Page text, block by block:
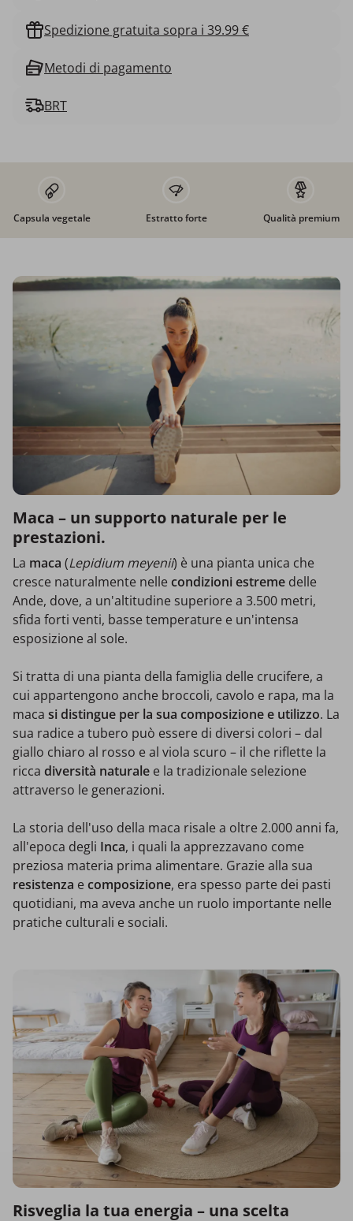
Spedizione gratuita sopra i 39.99 €
Metodi di pagamento
BRT
Capsula vegetale Estratto forte Qualità premium
Maca – un supporto naturale per le
prestazioni.
La maca (Lepidium meyenii) è una pianta unica che
cresce naturalmente nelle condizioni estreme delle
Ande, dove, a un'altitudine superiore a 3.500 metri,
sfida forti venti, basse temperature e un'intensa
esposizione al sole.
Si tratta di una pianta della famiglia delle crucifere, a
cui appartengono anche broccoli, cavolo e rapa, ma la
maca si distingue per la sua composizione e utilizzo. La
sua radice a tubero può essere di diversi colori – dal
giallo chiaro al rosso e al viola scuro – il che riflette la
ricca diversità naturale e la tradizionale selezione
attraverso le generazioni.
La storia dell'uso della maca risale a oltre 2.000 anni fa,
all'epoca degli Inca, i quali la apprezzavano come
preziosa materia prima alimentare. Grazie alla sua
resistenza e composizione, era spesso parte dei pasti
quotidiani, ma aveva anche un ruolo importante nelle
pratiche culturali e sociali.
Risveglia la tua energia – una scelta